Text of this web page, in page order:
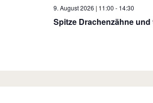
Spitze Drachenzähne und
9. August 2026 | 11:00 - 14:30